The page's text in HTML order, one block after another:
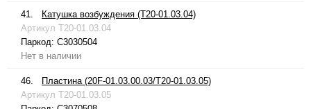
41.
Катушка возбуждения (T20-01.03.04)
Артикул T20-01.03.04
Паркод: C3030504
Нет в наличии
46.
Пластина (20F-01.03.00.03/T20-01.03.05)
Артикул T20-01.03.05